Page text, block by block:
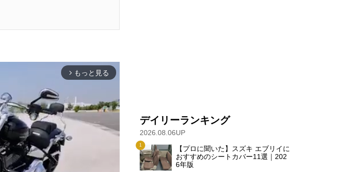
arrow_forward_ios もっと見る
デイリーランキング
2026.08.06UP
【プロに聞いた】スズキ エブリイに
おすすめのシートカバー11選｜202
6年版